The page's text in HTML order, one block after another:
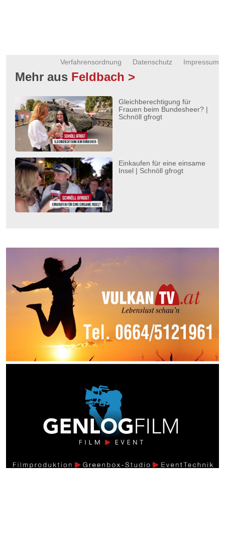
Impressum
Datenschutz
Verfahrensordnung
Mehr aus Feldbach >
Gleichberechtigung für
Frauen beim Bundesheer? |
Schnöll gfrogt
Einkaufen für eine einsame
Insel | Schnöll gfrogt